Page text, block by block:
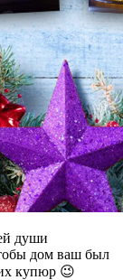
души
дом ваш был
купюр 😉